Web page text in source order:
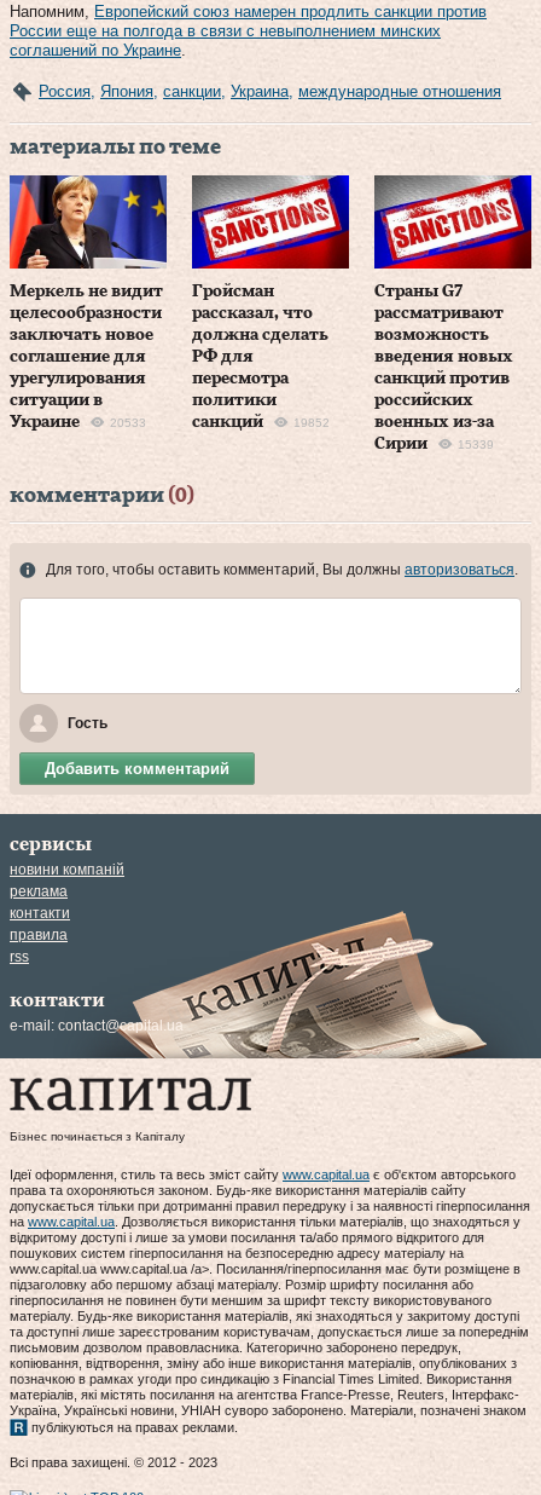
Напомним,
Европейский союз намерен продлить санкции против
России еще на полгода в связи с невыполнением минских
соглашений по Украине
Россия Япония санкции Украина международные отношения
материалы по теме
Меркель не видит
целесообразности
заключать новое
соглашение для
урегулирования
ситуации в
Украине
20533
Гройсман
рассказал, что
должна сделать
РФ для
пересмотра
политики
санкций
19852
Страны G7
рассматривают
возможность
введения новых
санкций против
российских
военных из-за
Сирии
15339
комментарии (0)
Для того, чтобы оставить комментарий, Вы должны авторизоваться.
Гость
Добавить комментарий
сервисы
новини компаній
реклама
контакти
правила
rss
контакти
e-mail: contact@capital.ua
Бізнес починається з Капіталу
Ідеї оформлення, стиль та весь зміст сайту www.capital.ua є об'єктом авторського
права та охороняються законом. Будь-яке використання матеріалів сайту
допускається тільки при дотриманні правил передруку і за наявності гіперпосилання
наwww.capital.ua. Дозволяється використання тільки матеріалів, що знаходяться у
відкритому доступі і лише за умови посилання та/або прямого відкритого для
пошукових систем гіперпосилання на безпосередню адресу матеріалу на
www.capital.ua www.capital.ua /a>. Посилання/гіперпосилання має бути розміщене в
підзаголовку або першому абзаці матеріалу. Розмір шрифту посилання або
гіперпосилання не повинен бути меншим за шрифт тексту використовуваного
матеріалу. Будь-яке використання матеріалів, які знаходяться у закритому доступі
та доступні лише зареєстрованим користувачам, допускається лише за попереднім
письмовим дозволом правовласника. Категорично заборонено передрук,
копіювання, відтворення, зміну або інше використання матеріалів, опублікованих з
позначкою в рамках угоди про синдикацію з Financial Times Limited. Використання
матеріалів, які містять посилання на агентства France-Presse, Reuters, Інтерфакс-
Україна, Українські новини, УНІАН суворо заборонено. Матеріали, позначені знаком
публікуються на правах реклами.
Всі права захищені. © 2012 - 2023